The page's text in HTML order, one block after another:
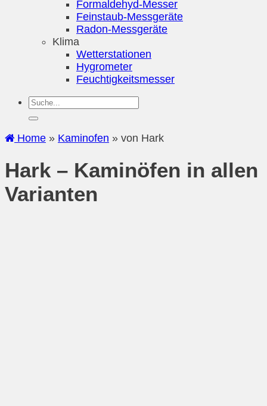
Formaldehyd-Messer
Feinstaub-Messgeräte
Radon-Messgeräte
Klima
Wetterstationen
Hygrometer
Feuchtigkeitsmesser
Home » Kaminofen » von Hark
Hark – Kaminöfen in allen
Varianten